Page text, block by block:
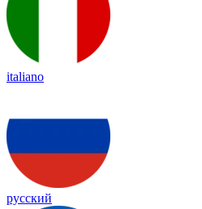
italiano
русский